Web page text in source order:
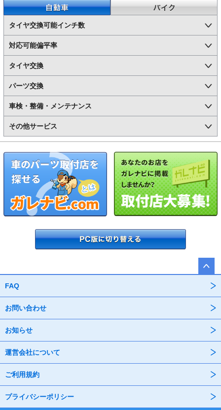
自動車
タイヤ交換可能インチ数
対応可能偏平率
タイヤ交換
パーツ交換
車検・整備・メンテナンス
その他サービス
FAQ
お問い合わせ
お知らせ
運営会社について
ご利用規約
プライバシーポリシー